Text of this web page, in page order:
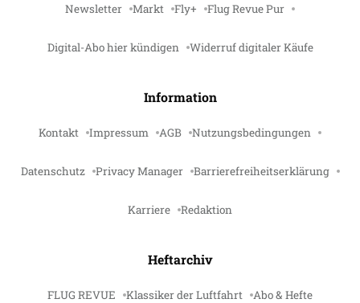
Newsletter Markt Fly+ Flug Revue Pur
Digital-Abo hier kündigen Widerruf digitaler Käufe
Information
Kontakt Impressum AGB Nutzungsbedingungen
Datenschutz Privacy Manager Barrierefreiheitserklärung
Karriere Redaktion
Heftarchiv
FLUG REVUE Klassiker der Luftfahrt Abo & Hefte